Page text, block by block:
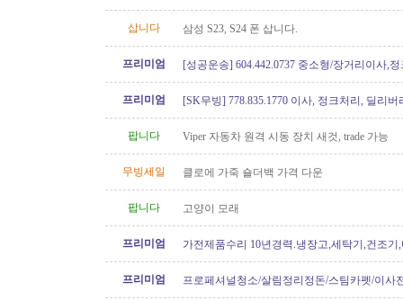
삽니다 삼성 S23, S24 폰 삽니다.
프리미엄
[성공운송] 604.442.0737 중소형/장거리이사,
프리미엄
[SK무빙] 778.835.1770 이사, 정크처리, 딜리버
팝니다 Viper 자동차 원격 시동 장치 새것, trade 가능
무빙세일 클로에 가죽 숄더백 가격 다운
팝니다 고양이 모래
프리미엄
가전제품수리 10년경력.냉장고,세탁기,건조기
프리미엄
프로페셔널청소/살림정리정돈/스팀카펫/이사